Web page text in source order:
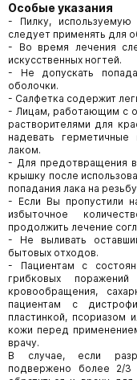
Особые указания
- Пилку,
следует применять для
- Во время лечения
искусственных ногтей.
- Не допускать
оболочки.
- Салфетка содержит
- Лицам, работающим с
растворителями для
надевать
лаком.
- Для предотвращения
крышку после
попадания лака на
- Если Вы пропустили
избыточное
продолжить лечение
- Не выливать
бытовых отходов.
- Пациентам с
грибковых
кровообращения,
пациентам с
пластинкой, псориазом
кожи перед
врачу.
В случае, если
подвержено более 2/3